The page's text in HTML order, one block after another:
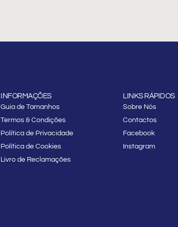
INFORMAÇÕES
Guia de Tamanhos
Termos & Condições
Política de Privacidade
Política de Cookies
Livro de Reclamações
LINKS RÁPIDOS
Sobre Nós
Contactos
Facebook
Instagram